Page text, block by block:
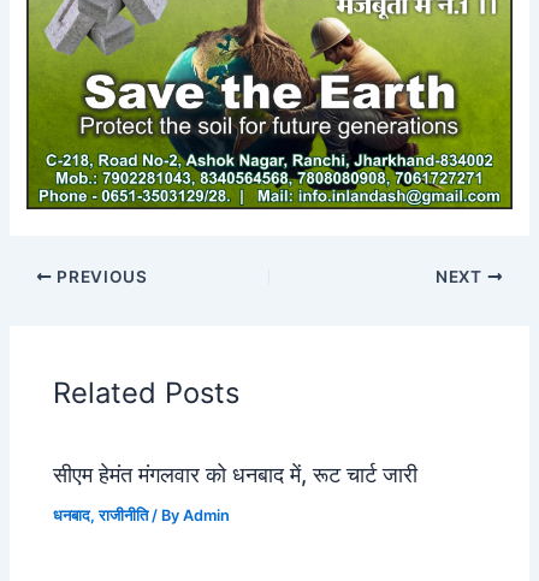
PREVIOUS NEXT
Related Posts
सीएम हेमंत मंगलवार को धनबाद में, रूट चार्ट जारी
धनबाद,राजीनीति/ ByAdmin